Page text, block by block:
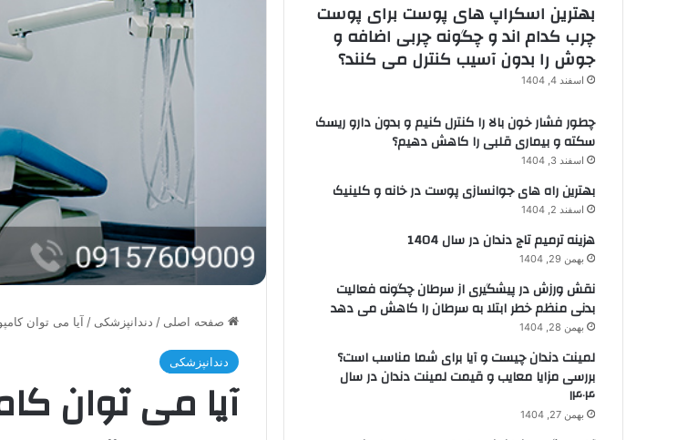
صفحه اصلی / دندانپزشکی / آیا می توان
دندانپزشکی
آیا می توان
بهترین اسکراپ های پوست برای پوست
چرب کدام اند و چگونه چربی اضافه و
جوش را بدون آسیب کنترل می کنند؟
اسفند 4, 1404
چطور فشار خون بالا را کنترل کنیم و بدون دارو ریسک
سکته و بیماری قلبی را کاهش دهیم؟
اسفند 3, 1404
بهترین راه های جوانسازی پوست در خانه و کلینیک
اسفند 2, 1404
هزینه ترمیم تاج دندان در سال 1404
بهمن 29, 1404
نقش ورزش در پیشگیری از سرطان چگونه فعالیت
بدنی منظم خطر ابتلا به سرطان را کاهش می دهد
بهمن 28, 1404
لمینت دندان چیست و آیا برای شما مناسب است؟
بررسی مزایا معایب و قیمت لمینت دندان در سال
۱۴۰۴
بهمن 27, 1404